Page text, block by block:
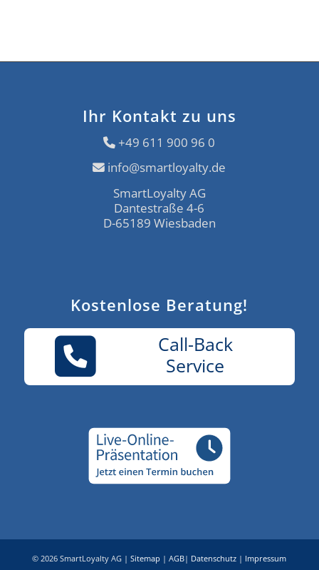
Ihr Kontakt zu uns
+49 611 900 96 0
info@smartloyalty.de
SmartLoyalty AG
Dantestraße 4-6
D-65189 Wiesbaden
Kostenlose Beratung!
Call-Back
Service
© 2026 SmartLoyalty AG |Sitemap |AGB| Datenschutz | Impressum